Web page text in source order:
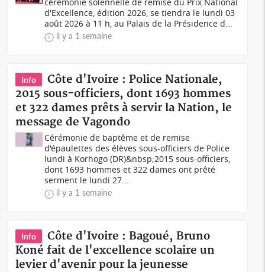
d'Excellence, édition 2026, se tiendra le lundi 03
août 2026 à 11 h, au Palais de la Présidence d...
il y a 1 semaine
Info
Côte d'Ivoire : Police Nationale,
2015 sous-officiers, dont 1693 hommes
et 322 dames prêts à servir la Nation, le
message de Vagondo
Cérémonie de baptême et de remise
d'épaulettes des élèves sous-officiers de Police
lundi à Korhogo (DR)&nbsp;2015 sous-officiers,
dont 1693 hommes et 322 dames ont prêté
serment le lundi 27...
il y a 1 semaine
Info
Côte d'Ivoire : Bagoué, Bruno
Koné fait de l'excellence scolaire un
levier d'avenir pour la jeunesse